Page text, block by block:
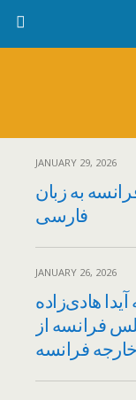
JANUARY 29, 2026
به زبان
فارسی
JANUARY 26, 2026
آیدا هادی‌زاده
فرانسه از
فرانسه